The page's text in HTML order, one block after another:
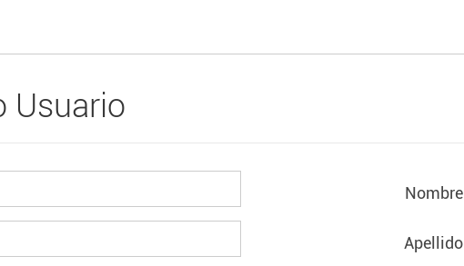
Usuario
Nombre
Apellido